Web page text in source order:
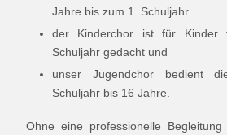
Jahre bis zum 1. Schuljahr
der Kinderchor ist für
Schuljahr gedacht und
unser Jugendchor bedient
Schuljahr bis 16 Jahre.
Ohne eine professionelle